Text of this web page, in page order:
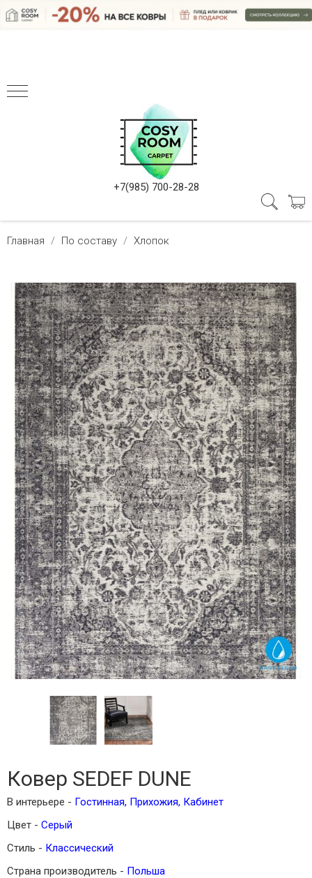
+7(985) 700-28-28
Главная По составу Хлопок
Ковер SEDEF DUNE
В интерьере - Гостинная, Прихожия, Кабинет
Цвет - Серый
Стиль - Классический
Страна производитель - Польша